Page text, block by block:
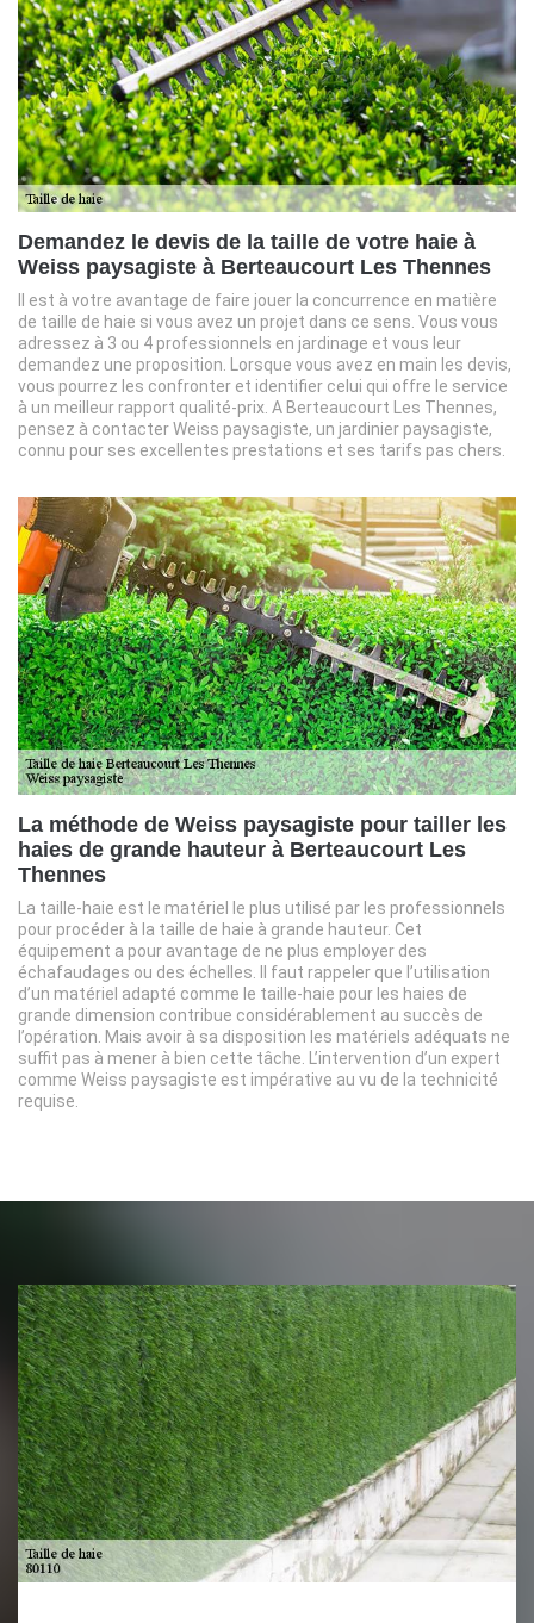
Demandez le devis de la taille de votre haie à
Weiss paysagiste à Berteaucourt Les Thennes
Il est à votre avantage de faire jouer la concurrence en matière
de taille de haie si vous avez un projet dans ce sens. Vous vous
adressez à 3 ou 4 professionnels en jardinage et vous leur
demandez une proposition. Lorsque vous avez en main les devis,
vous pourrez les confronter et identifier celui qui offre le service
à un meilleur rapport qualité-prix. A Berteaucourt Les Thennes,
pensez à contacter Weiss paysagiste, un jardinier paysagiste,
connu pour ses excellentes prestations et ses tarifs pas chers.
La méthode de Weiss paysagiste pour tailler les
haies de grande hauteur à Berteaucourt Les
Thennes
La taille-haie est le matériel le plus utilisé par les professionnels
pour procéder à la taille de haie à grande hauteur. Cet
équipement a pour avantage de ne plus employer des
échafaudages ou des échelles. Il faut rappeler que l’utilisation
d’un matériel adapté comme le taille-haie pour les haies de
grande dimension contribue considérablement au succès de
l’opération. Mais avoir à sa disposition les matériels adéquats ne
suffit pas à mener à bien cette tâche. L’intervention d’un expert
comme Weiss paysagiste est impérative au vu de la technicité
requise.